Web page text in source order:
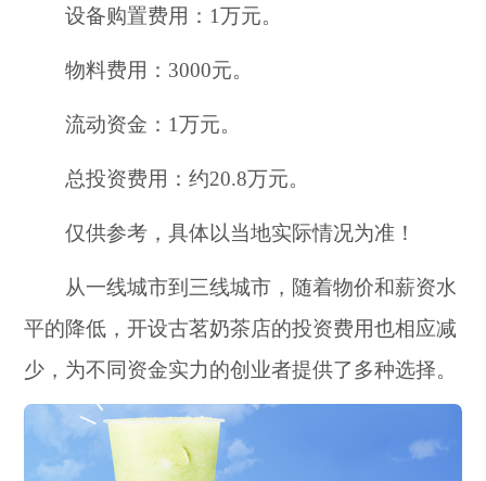
设备购置费用：1万元。
物料费用：3000元。
流动资金：1万元。
总投资费用：约20.8万元。
仅供参考，具体以当地实际情况为准！
从一线城市到三线城市，随着物价和薪资水
平的降低，开设古茗奶茶店的投资费用也相应减
少，为不同资金实力的创业者提供了多种选择。